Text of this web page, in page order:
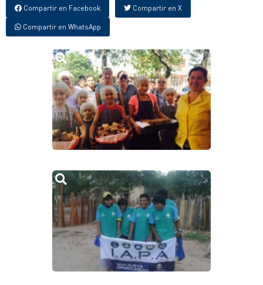
Compartir en Facebook Compartir en X
Compartir en WhatsApp